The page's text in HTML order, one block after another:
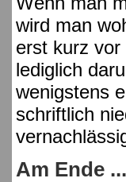
wird man
erst kurz
lediglich
wenigstens
schriftlich
Am Ende ...